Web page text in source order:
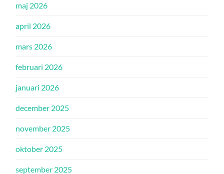
maj 2026
april 2026
mars 2026
februari 2026
januari 2026
december 2025
november 2025
oktober 2025
september 2025